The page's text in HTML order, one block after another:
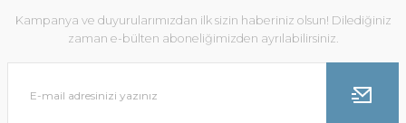
Kampanya ve duyurularımızdan ilk sizin haberiniz olsun! Dilediğiniz
zaman e-bülten aboneliğimizden ayrılabilirsiniz.